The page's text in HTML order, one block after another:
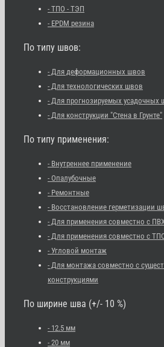
- ТПО - ТЭП
- EPDM резина
По типу швов:
- Для деформационных швов
- Для технологических швов
- Для прогнозируемых усадочных
- Для конструкции "Стена в Грунте"
По типу применения:
- Внутреннее применение
- Опалубочные
- Ремонтные
- Восстановление герметизации
- Для применения совместно с
- Для применения совместно с
- Угловой монтаж
- Для монтажа совместно с
конструкциями
По ширине шва (+/- 10 %)
- 12.5 мм
- 20 мм